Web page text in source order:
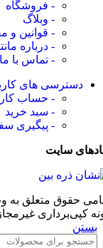
- فروشگاه
- وبلاگ
- قوانین و
- درباره
- تماس با ما
دسترسی های
- حساب
- سبد خرید
- پیگیری
سایت
حقوق متعلق به
کپی‌برداری
بستن